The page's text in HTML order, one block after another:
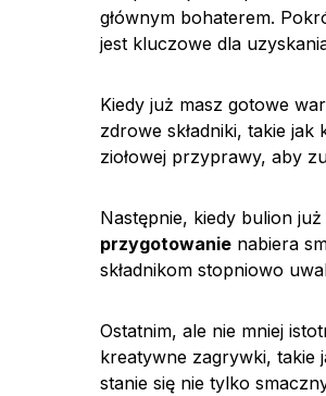
głównym bohaterem.
jest kluczowe dla
Kiedy już masz gotowe
zdrowe składniki, takie
ziołowej przyprawy, aby
Następnie, kiedy bulion
przygotowanie nabiera
składnikom stopniowo
Ostatnim, ale nie mniej
kreatywne zagrywki, takie
stanie się nie tylko